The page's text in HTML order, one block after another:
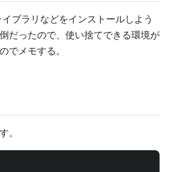
ブラリなどをインストールしよう
だったので、使い捨てできる環境が
でメモする。
。